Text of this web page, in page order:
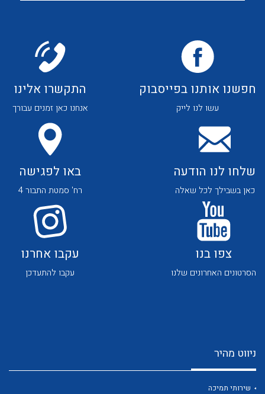
לכל מוצרי היצרן
לכל מוצרי היצרן לכל מוצרי היצרן
חפשנו אותנו בפייסבוק
עשו לנו לייק
התקשרו אלינו
אנחנו כאן זמנים עבורך
שלחו לנו הודעה
כאן בשבילך לכל שאלה
באו לפגישה
רח' סמטת התבור 4
צפו בנו
הסרטונים האחרונים שלנו
עקבו אחרנו
עקבו להתעדכן
ניווט מהיר
שירותי תמיכה